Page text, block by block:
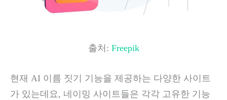
출처: Freepik
현재 AI 이름 짓기 기능을 제공하는 다양한 사이트
가 있는데요, 네이밍 사이트들은 각각 고유한 기능